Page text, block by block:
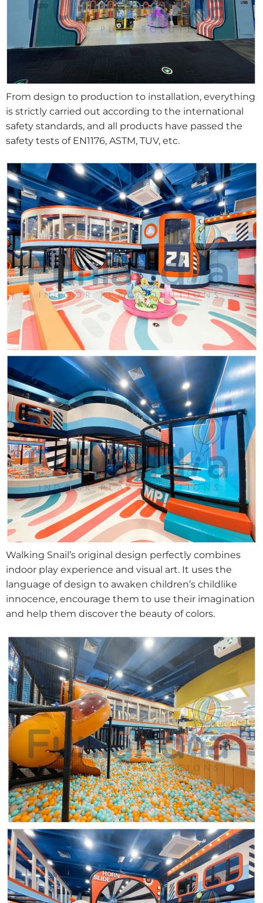
From design to production to installation, everything
is strictly carried out according to the international
safety standards, and all products have passed the
safety tests of EN1176, ASTM, TUV, etc.
Walking Snail’s original design perfectly combines
indoor play experience and visual art. It uses the
language of design to awaken children’s childlike
innocence, encourage them to use their imagination
and help them discover the beauty of colors.